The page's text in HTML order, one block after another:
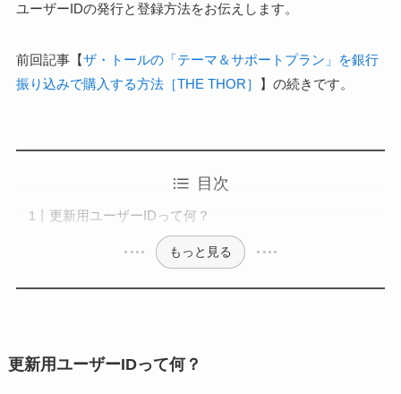
ユーザーIDの発行と登録方法をお伝えします。
前回記事【ザ・トールの「テーマ＆サポートプラン」を銀行
振り込みで購入する方法［THE THOR］
】の続きです。
目次
更新用ユーザーIDって何？
もっと見る
更新用ユーザーIDって何？